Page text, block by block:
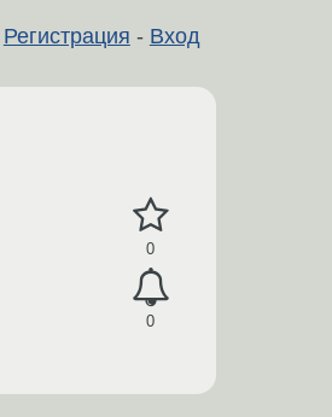
Регистрация - Вход
0
0